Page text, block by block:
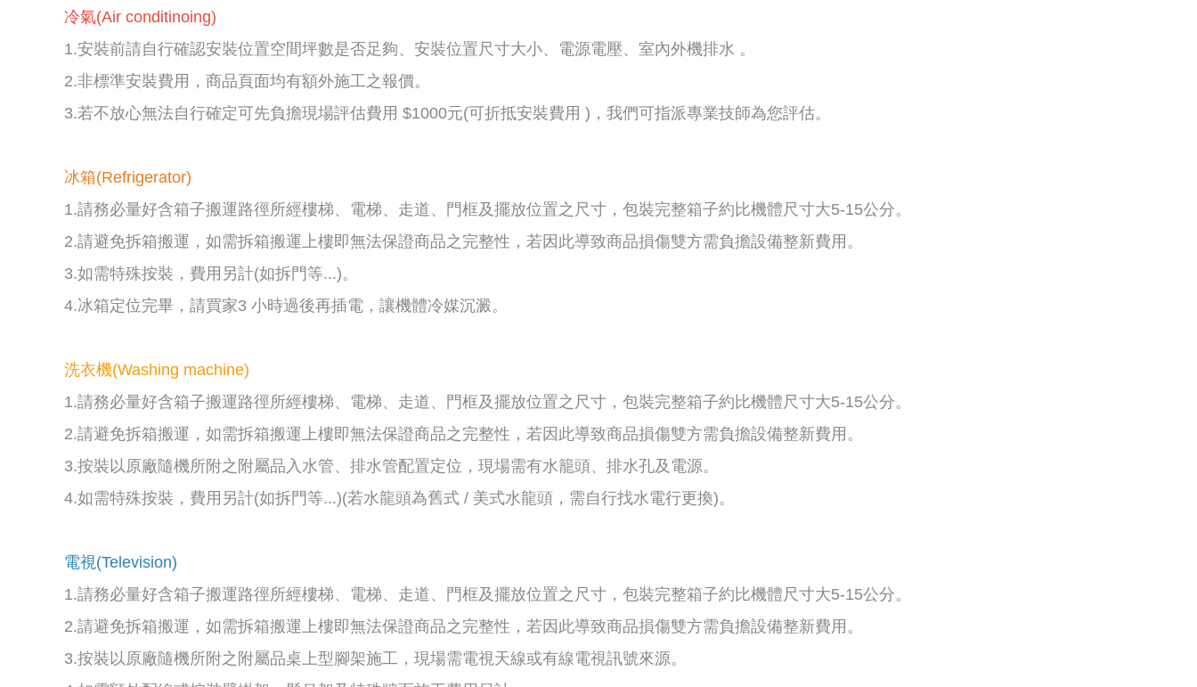
冷氣(Air conditinoing)
1.安裝前請自行確認安裝位置空間坪數是否足夠、安裝位置尺寸大小、電源電壓、室內外機排水 。
2.非標準安裝費用，商品頁面均有額外施工之報價。
3.若不放心無法自行確定可先負擔現場評估費用 $1000元(可折抵安裝費用 )，我們可指派專業技師為您評估。
冰箱(Refrigerator)
1.請務必量好含箱子搬運路徑所經樓梯、電梯、走道、門框及擺放位置之尺寸，包裝完整箱子約比機體尺寸大5-15公分。
2.請避免拆箱搬運，如需拆箱搬運上樓即無法保證商品之完整性，若因此導致商品損傷雙方需負擔設備整新費用。
3.如需特殊按裝，費用另計(如拆門等...)。
4.冰箱定位完畢，請買家3 小時過後再插電，讓機體冷媒沉澱。
洗衣機(Washing machine)
1.請務必量好含箱子搬運路徑所經樓梯、電梯、走道、門框及擺放位置之尺寸，包裝完整箱子約比機體尺寸大5-15公分。
2.請避免拆箱搬運，如需拆箱搬運上樓即無法保證商品之完整性，若因此導致商品損傷雙方需負擔設備整新費用。
3.按裝以原廠隨機所附之附屬品入水管、排水管配置定位，現場需有水籠頭、排水孔及電源。
4.如需特殊按裝，費用另計(如拆門等...)(若水龍頭為舊式 / 美式水龍頭，需自行找水電行更換)。
電視(Television)
1.請務必量好含箱子搬運路徑所經樓梯、電梯、走道、門框及擺放位置之尺寸，包裝完整箱子約比機體尺寸大5-15公分。
2.請避免拆箱搬運，如需拆箱搬運上樓即無法保證商品之完整性，若因此導致商品損傷雙方需負擔設備整新費用。
3.按裝以原廠隨機所附之附屬品桌上型腳架施工，現場需電視天線或有線電視訊號來源。